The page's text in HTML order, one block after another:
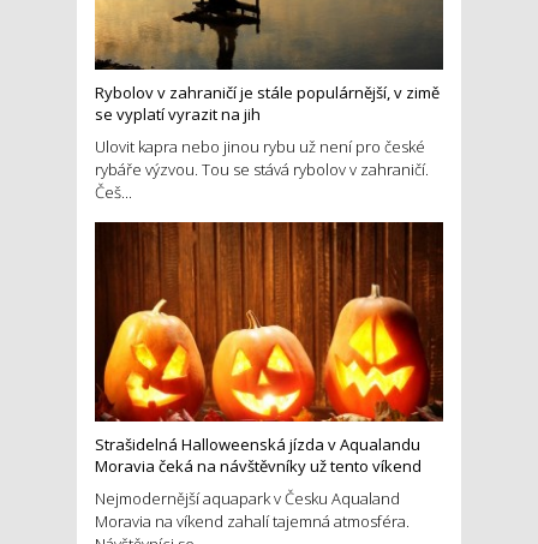
Rybolov v zahraničí je stále populárnější, v zimě
se vyplatí vyrazit na jih
Ulovit kapra nebo jinou rybu už není pro české
rybáře výzvou. Tou se stává rybolov v zahraničí.
Češ...
Strašidelná Halloweenská jízda v Aqualandu
Moravia čeká na návštěvníky už tento víkend
Nejmodernější aquapark v Česku Aqualand
Moravia na víkend zahalí tajemná atmosféra.